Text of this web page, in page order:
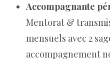
Accompagnante
Mentorat &
mensuels avec 2
accompagnement